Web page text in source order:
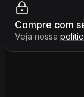
Compre com
Veja nossa